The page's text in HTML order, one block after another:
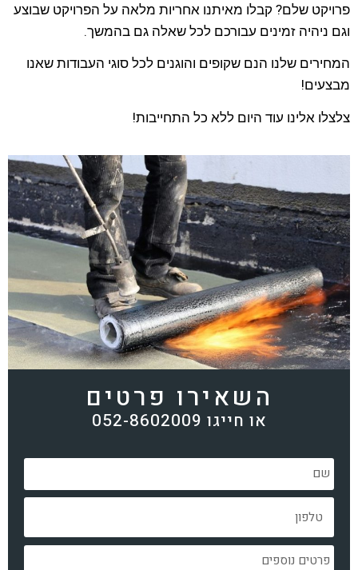
פרויקט שלם? קבלו מאיתנו אחריות מלאה על הפרויקט שבוצע
וגם ניהיה זמינים עבורכם לכל שאלה גם בהמשך.
המחירים שלנו הנם שקופים והוגנים לכל סוגי העבודות שאנו
מבצעים!
צלצלו אלינו עוד היום ללא כל התחייבות!
השאירו פרטים
או חייגו 052-8602009